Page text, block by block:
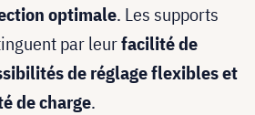
optimale. Les supports
par leurfacilité de
de réglage flexibles et
de charge.